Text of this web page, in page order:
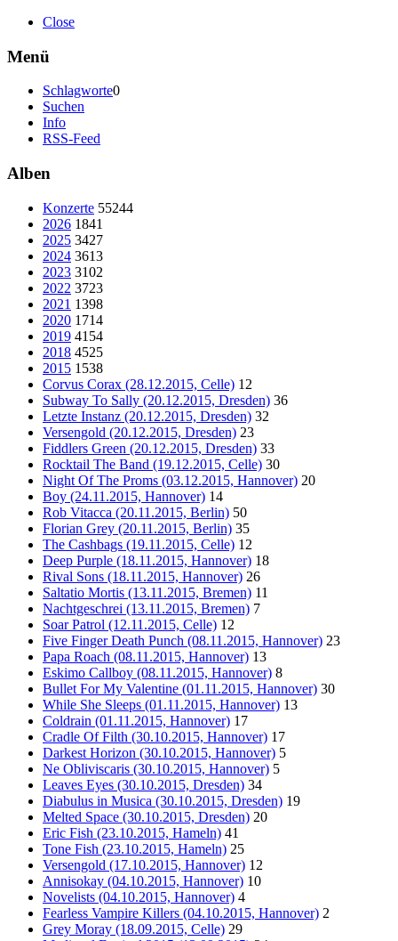
Close
Menü
Schlagworte0
Suchen
Info
RSS-Feed
Alben
Konzerte 55244
2026 1841
2025 3427
2024 3613
2023 3102
2022 3723
2021 1398
2020 1714
2019 4154
2018 4525
2015 1538
Corvus Corax (28.12.2015, Celle) 12
Subway To Sally (20.12.2015, Dresden) 36
Letzte Instanz (20.12.2015, Dresden) 32
Versengold (20.12.2015, Dresden) 23
Fiddlers Green (20.12.2015, Dresden) 33
Rocktail The Band (19.12.2015, Celle) 30
Night Of The Proms (03.12.2015, Hannover) 20
Boy (24.11.2015, Hannover) 14
Rob Vitacca (20.11.2015, Berlin) 50
Florian Grey (20.11.2015, Berlin) 35
The Cashbags (19.11.2015, Celle) 12
Deep Purple (18.11.2015, Hannover) 18
Rival Sons (18.11.2015, Hannover) 26
Saltatio Mortis (13.11.2015, Bremen) 11
Nachtgeschrei (13.11.2015, Bremen) 7
Soar Patrol (12.11.2015, Celle) 12
Five Finger Death Punch (08.11.2015, Hannover) 23
Papa Roach (08.11.2015, Hannover) 13
Eskimo Callboy (08.11.2015, Hannover) 8
Bullet For My Valentine (01.11.2015, Hannover) 30
While She Sleeps (01.11.2015, Hannover) 13
Coldrain (01.11.2015, Hannover) 17
Cradle Of Filth (30.10.2015, Hannover) 17
Darkest Horizon (30.10.2015, Hannover) 5
Ne Obliviscaris (30.10.2015, Hannover) 5
Leaves Eyes (30.10.2015, Dresden) 34
Diabulus in Musica (30.10.2015, Dresden) 19
Melted Space (30.10.2015, Dresden) 20
Eric Fish (23.10.2015, Hameln) 41
Tone Fish (23.10.2015, Hameln) 25
Versengold (17.10.2015, Hannover) 12
Annisokay (04.10.2015, Hannover) 10
Novelists (04.10.2015, Hannover) 4
Fearless Vampire Killers (04.10.2015, Hannover) 2
Grey Moray (18.09.2015, Celle) 29